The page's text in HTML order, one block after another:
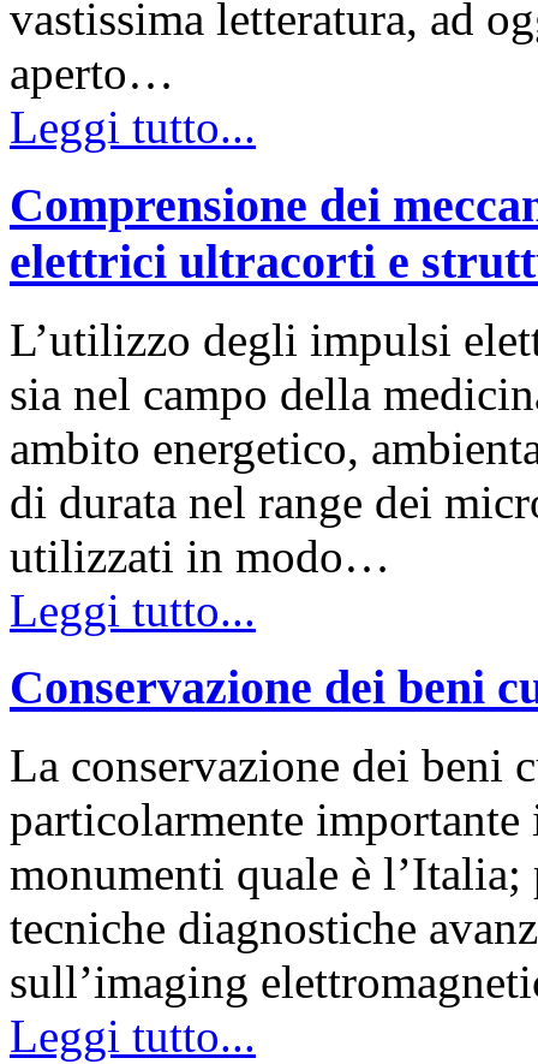
vastissima letteratura, ad
aperto…
Leggi tutto...
Comprensione dei
elettrici ultracorti e
L’utilizzo degli impulsi
sia nel campo della
ambito energetico,
di durata nel range dei
utilizzati in modo…
Leggi tutto...
Conservazione dei beni
La conservazione dei beni
particolarmente
monumenti quale è
tecniche diagnostiche
sull’imaging
Leggi tutto...